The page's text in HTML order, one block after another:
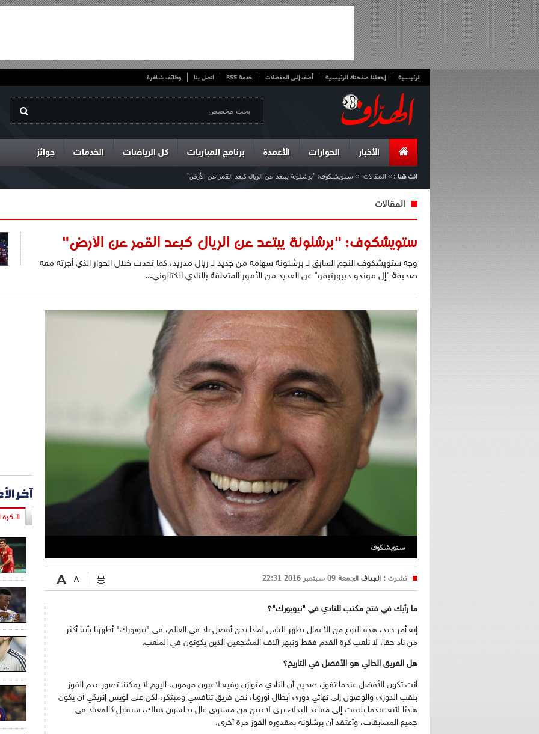
الرئيسية إجعلنا صفحتك الرئيسية أضف إلى المفضلات خدمة RSS اتصل بنا وظائف شاغرة
الأخبار الحوارات الأعمدة برنامج المباريات كل الرياضات الخدمات جوائز
انت هنا : » المقالات » ستويشكوف: "برشلونة يبتعد عن الريال كبعد القمر عن الأرض"
المقالات
ستويشكوف: "برشلونة يبتعد عن الريال كبعد القمر عن الأرض"
وجه ستويشكوف النجم السابق لـ برشلونة سهامه من جديد لـ ريال مدريد، كما تحدث خلال الحوار الذي أجرته معه
صحيفة "إل موندو ديبورتيفو" عن العديد من الأمور المتعلقة بالنادي الكتالوني...
ستويشكوف
نشرت : الهداف الجمعة 09 سبتمبر 2016 22:31
ما رأيك في فتح مكتب للنادي في "نيويورك"؟
إنه أمر جيد، هذه النوع من الأعمال يظهر للناس لماذا نحن أفضل ناد في العالم، في "نيويورك" أظهرنا بأننا أكثر
من ناد حقا، لا نلعب كرة القدم فقط ونبهر آلاف المشجعين الذين يكونون في الملعب.
هل الفريق الحالي هو الأفضل في التاريخ؟
أنت تكون الأفضل عندما تفوز، صحيح أن النادي متوازن وفيه لاعبون مهمون، اليوم لا يمكننا تصور عدم الفوز
بلقب الدوري والوصول إلى نهائي دوري أبطال أوروبا، نحن فريق تنافسي ومبتكر، لكن على لويس إنريكي أن يكون
هادئا لأنه عندما يلتفت إلى مقاعد البدلاء يرى لاعبين من مستوى عال يجلسون هناك، سنقاتل كالمعتاد في
جميع المسابقات، وأعتقد أن برشلونة بمقدوره الفوز مرة أخرى.
آخر
الـكرة